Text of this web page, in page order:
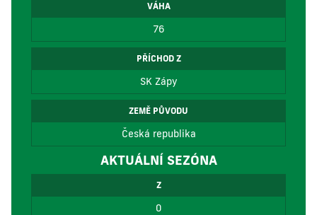
VÁHA
76
PŘÍCHOD Z
SK Zápy
ZEMĚ PŮVODU
Česká republika
AKTUÁLNÍ SEZÓNA
Z
0